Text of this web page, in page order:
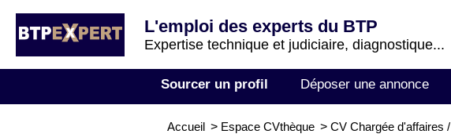
L'emploi des experts du BTP
Expertise technique et judiciaire, diagnostique...
Sourcer un profil Déposer une annonce
Accueil > Espace CVthèque > CV Chargée d'affaires